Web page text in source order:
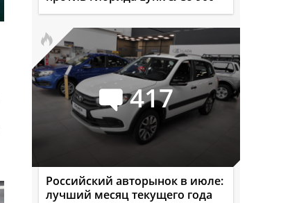
417
Российский авторынок в июле:
лучший месяц текущего года